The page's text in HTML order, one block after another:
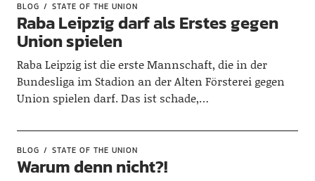
BLOG STATE OF THE UNION
Raba Leipzig darf als Erstes gegen
Union spielen
Raba Leipzig ist die erste Mannschaft, die in der
Bundesliga im Stadion an der Alten Försterei gegen
Union spielen darf. Das ist schade,…
BLOG STATE OF THE UNION
Warum denn nicht?!